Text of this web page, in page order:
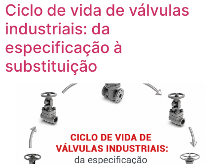
Ciclo de vida de válvulas
industriais: da
especificação à
substituição